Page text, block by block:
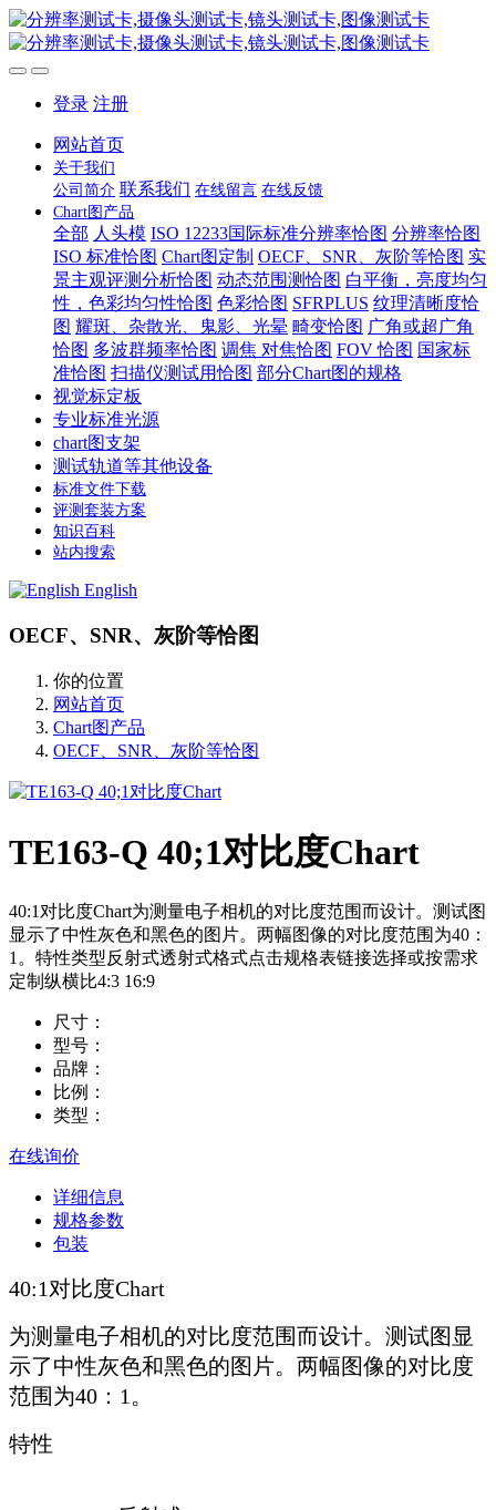
登录 注册
网站首页
关于我们
公司简介 联系我们 在线留言 在线反馈
Chart图产品
全部 人头模 ISO 12233国际标准分辨率恰图 分辨率恰图
ISO 标准恰图 Chart图定制 OECF、SNR、灰阶等恰图 实
景主观评测分析恰图 动态范围测恰图 白平衡，亮度均匀
性，色彩均匀性恰图 色彩恰图 SFRPLUS 纹理清晰度恰
图 耀斑、杂散光、鬼影、光晕 畸变恰图 广角或超广角
恰图 多波群频率恰图 调焦 对焦恰图 FOV 恰图 国家标
准恰图 扫描仪测试用恰图 部分Chart图的规格
视觉标定板
专业标准光源
chart图支架
测试轨道等其他设备
标准文件下载
评测套装方案
知识百科
站内搜索
English
OECF、SNR、灰阶等恰图
你的位置
网站首页
Chart图产品
OECF、SNR、灰阶等恰图
TE163-Q 40;1对比度Chart
40:1对比度Chart为测量电子相机的对比度范围而设计。测试图
显示了中性灰色和黑色的图片。两幅图像的对比度范围为40：
1。特性类型反射式透射式格式点击规格表链接选择或按需求
定制纵横比4:3 16:9
尺寸：
型号：
品牌：
比例：
类型：
在线询价
详细信息
规格参数
包装
40:1对比度Chart
为测量电子相机的对比度范围而设计。测试图显
示了中性灰色和黑色的图片。两幅图像的对比度
范围为40：1。
特性